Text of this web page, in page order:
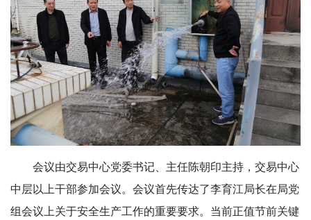
会议由交易中心党委书记、主任陈朝印主持，交易中心
中层以上干部参加会议。会议首先传达了李育江局长在局党
组会议上关于安全生产工作的重要要求。当前正值节前关键